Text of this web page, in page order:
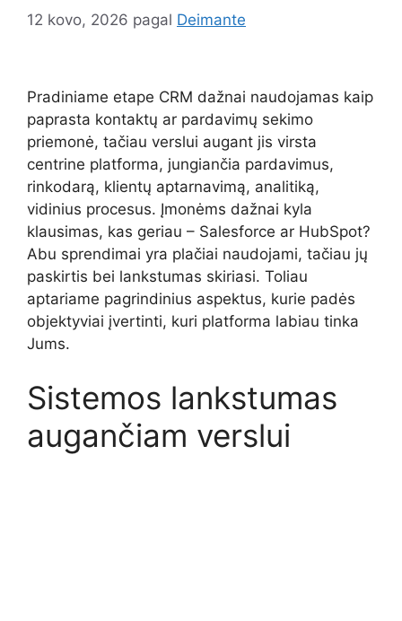
12 kovo, 2026 pagal Deimante
Pradiniame etape CRM dažnai naudojamas kaip
paprasta kontaktų ar pardavimų sekimo
priemonė, tačiau verslui augant jis virsta
centrine platforma, jungiančia pardavimus,
rinkodarą, klientų aptarnavimą, analitiką,
vidinius procesus. Įmonėms dažnai kyla
klausimas, kas geriau – Salesforce ar HubSpot?
Abu sprendimai yra plačiai naudojami, tačiau jų
paskirtis bei lankstumas skiriasi. Toliau
aptariame pagrindinius aspektus, kurie padės
objektyviai įvertinti, kuri platforma labiau tinka
Jums.
Sistemos lankstumas
augančiam verslui